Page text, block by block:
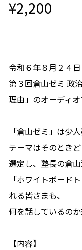
¥2,200
令和６年８月２４
第３回倉山ゼミ 政
理由」のオーディオ
「倉山ゼミ」は少
テーマはそのとき
選定し、塾長の倉山
「ホワイトボード
れる皆さまも、
何を話しているの
【内容】